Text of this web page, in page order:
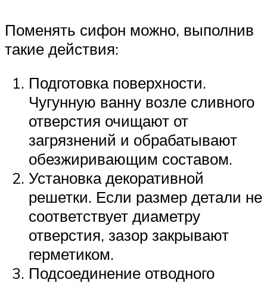
Поменять сифон можно, выполнив
такие действия:
Подготовка поверхности.
Чугунную ванну возле сливного
отверстия очищают от
загрязнений и обрабатывают
обезжиривающим составом.
Установка декоративной
решетки. Если размер детали не
соответствует диаметру
отверстия, зазор закрывают
герметиком.
Подсоединение отводного